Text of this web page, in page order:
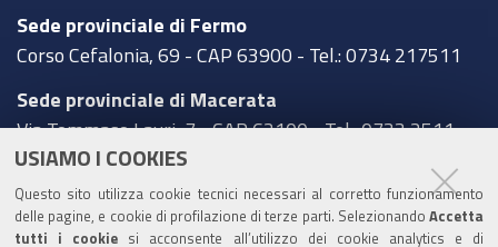
USIAMO I COOKIES
Questo sito utilizza cookie tecnici necessari al corretto funzionamento
delle pagine, e cookie di profilazione di terze parti. Selezionando Accetta
tutti i cookie si acconsente all’utilizzo dei cookie analytics e di
Sede provinciale di Fermo
Corso Cefalonia, 69 - CAP 63900 - Tel.: 0734 217511
Sede provinciale di Macerata
Via Tommaso Lauri, 7 - CAP 62100 - Tel.: 0733 2511
Corso XI Settembre, 116 - CAP 61121 - Tel.: 0721
3571